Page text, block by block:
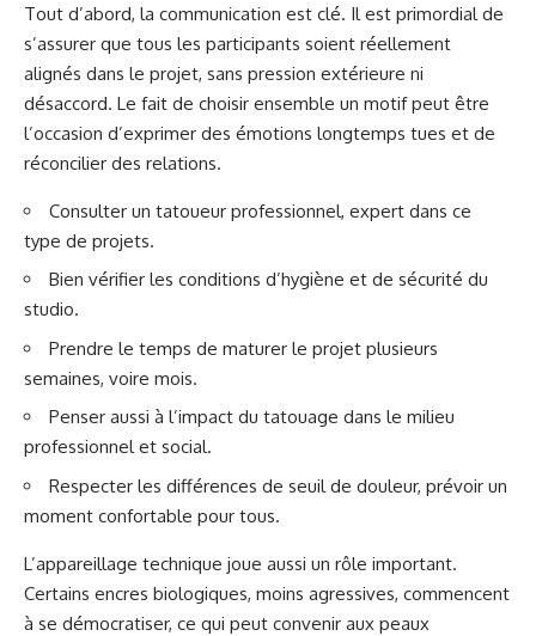
Tout d’abord, la communication est clé. Il est primordial de
s’assurer que tous les participants soient réellement
alignés dans le projet, sans pression extérieure ni
désaccord. Le fait de choisir ensemble un motif peut être
l’occasion d’exprimer des émotions longtemps tues et de
réconcilier des relations.
Consulter un tatoueur professionnel, expert dans ce
type de projets.
Bien vérifier les conditions d’hygiène et de sécurité du
studio.
Prendre le temps de maturer le projet plusieurs
semaines, voire mois.
Penser aussi à l’impact du tatouage dans le milieu
professionnel et social.
Respecter les différences de seuil de douleur, prévoir un
moment confortable pour tous.
L’appareillage technique joue aussi un rôle important.
Certains encres biologiques, moins agressives, commencent
à se démocratiser, ce qui peut convenir aux peaux